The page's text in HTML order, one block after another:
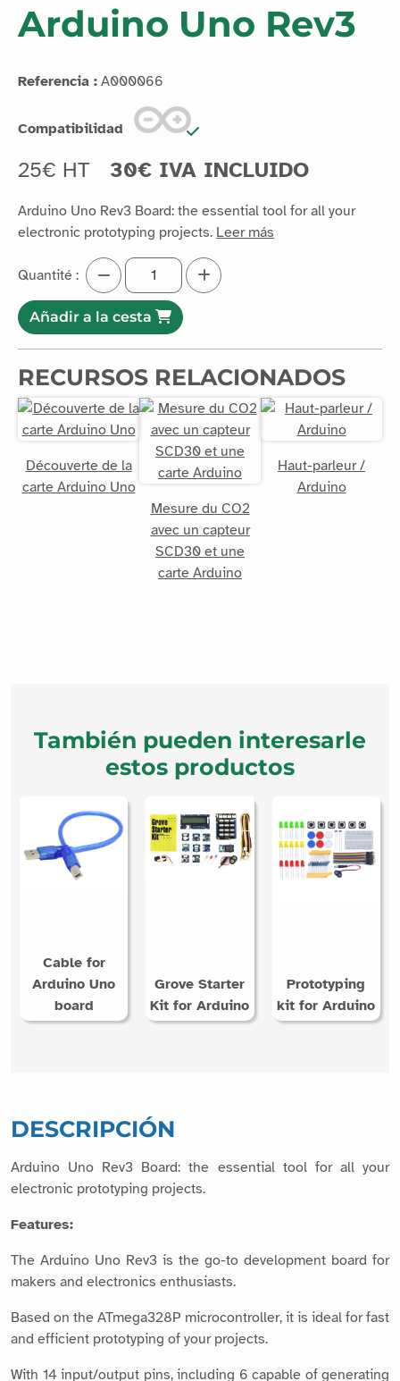
Arduino Uno Rev3
Referencia : A000066
Compatibilidad
25€ HT 30€ IVA INCLUIDO
Arduino Uno Rev3 Board: the essential tool for all your
electronic prototyping projects. Leer más
Quantité :
Añadir a la cesta
RECURSOS RELACIONADOS
Découverte de la
carte Arduino Uno
Mesure du CO2
avec un capteur
SCD30 et une
carte Arduino
Haut-parleur /
Arduino
También pueden interesarle
estos productos
Cable for
Arduino Uno
board
Grove Starter
Kit for Arduino
Prototyping
kit for Arduino
DESCRIPCIÓN
Arduino Uno Rev3 Board: the essential tool for all your
electronic prototyping projects.
Features:
The Arduino Uno Rev3 is the go-to development board for
makers and electronics enthusiasts.
Based on the ATmega328P microcontroller, it is ideal for fast
and efficient prototyping of your projects.
With 14 input/output pins, including 6 capable of generating